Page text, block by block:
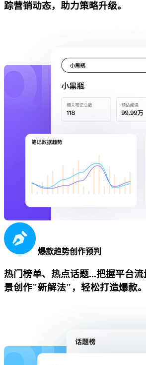
踪营销动态，助力策略升级。
爆款趋势创作预判
热门榜单、热点话题...把握平台
景创作"新解法"，轻松打造爆款。